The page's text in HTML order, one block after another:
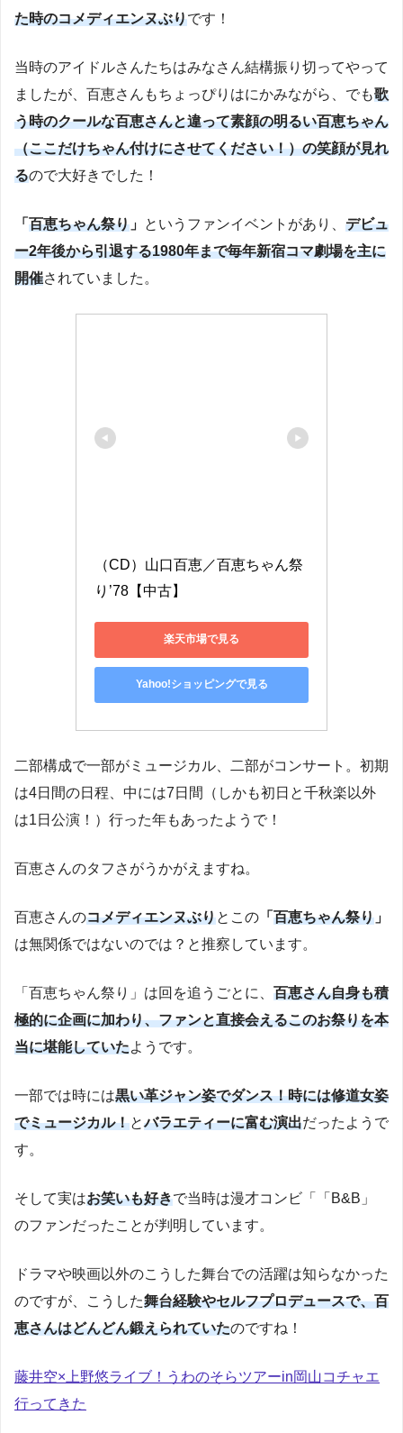
た時のコメディエンヌぶりです！
当時のアイドルさんたちはみなさん結構振り切ってやって
ましたが、百恵さんもちょっぴりはにかみながら、でも歌
う時のクールな百恵さんと違って素顔の明るい百恵ちゃん
（ここだけちゃん付けにさせてください！）の笑顔が見れ
るので大好きでした！
「 百恵ちゃん祭り 」 というファンイベントがあり、 デビュ
ー2年後から引退する1980年まで毎年新宿コマ劇場を主に
開催されていました。
（CD）山口百恵／百恵ちゃん祭
り’78【中古】
楽天市場で見る
Yahoo!ショッピングで見る
二部構成で一部がミュージカル、二部がコンサート。初期
は4日間の日程、中には7日間（しかも初日と千秋楽以外
は1日公演！）行った年もあったようで！
百恵さんのタフさがうかがえますね。
百恵さんのコメディエンヌぶりとこの 「 百恵ちゃん祭り 」
は無関係ではないのでは？と推察しています。
「百恵ちゃん祭り」は回を追うごとに、 百恵さん自身も積
極的に企画に加わり、ファンと直接会えるこのお祭りを本
当に堪能していたようです。
一部では時には黒い革ジャン姿でダンス！時には修道女姿
でミュージカル！とバラエティーに富む演出だったようで
す。
そして実はお笑いも好きで当時は漫才コンビ「「B&B」
のファンだったことが判明しています。
ドラマや映画以外のこうした舞台での活躍は知らなかった
のですが、こうした舞台経験やセルフプロデュースで、百
恵さんはどんどん鍛えられていたのですね！
藤井空×上野悠ライブ！うわのそらツアーin岡山コチャエ
行ってきた